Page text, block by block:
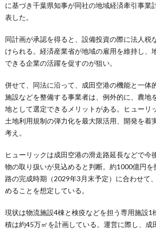
に基づき千葉県知事が同社の地域経済牽引事業
表した。
同計画が承認を得ると、設備投資の際に法人税
けられる。経済産業省が地域の雇用を維持し、
できる企業の活躍を促すのが狙い。
併せて、同法に沿って、成田空港の機能と一体
施設などを整備する事業者は、例外的に、農地
地として選定できるメリットがある。ヒューリ
土地利用規制の弾力化を最大限活用、開発を着
考え。
ヒューリックは成田空港の滑走路延長などで今
物の取り扱いが見込めると判断。約1000億円を
路の完成時期（2029年3月末予定）に合わせて
めることを想定している。
現状は物流施設4棟と検疫などを担う専用施設1
積は約45万㎡を計画している。運営に際し、成